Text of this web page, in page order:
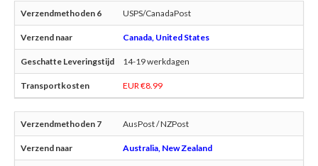
USPS/CanadaPost
Canada, United States
14-19 werkdagen
EUR €8.99
AusPost / NZPost
Australia, New Zealand